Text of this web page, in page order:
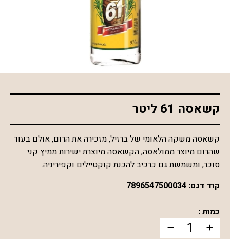
קשאסה 61 ליטר
קשאסה משקה הלאומי של ברזיל, מזכירה את הרום, אולם בעוד
שהרום מיוצר ממולאסה, הקשאסה מיוצרת ישירות ממיץ קני
סוכר, ומשמשת גם כרכיב להכנת קוקטיילים וקפיריניה.
קוד דגם: 7896547500034
כמות :